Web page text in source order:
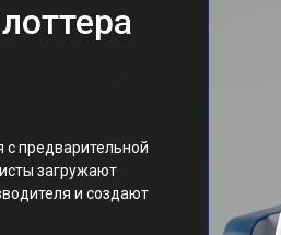
с предварительной
загружают
и создают